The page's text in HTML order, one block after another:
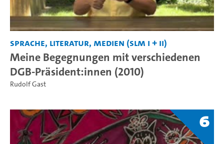
Sprache, Literatur, Medien (SLM I + II)
Meine Begegnungen mit verschiedenen
DGB-Präsident:innen (2010)
Rudolf Gast
6